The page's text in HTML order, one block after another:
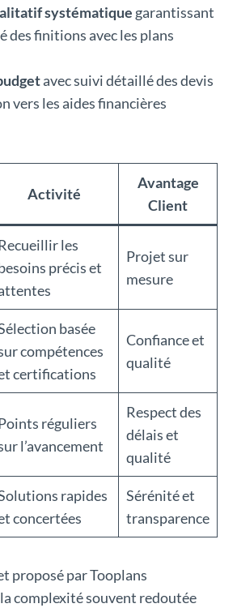
systématique garantissant
des finitions avec les plans
avec suivi détaillé des devis
vers les aides financières
Activité
Avantage
Client
les
précis et
Projet sur
mesure
basée
compétences
certifications
Confiance et
qualité
réguliers
l’avancement
Respect des
délais et
qualité
rapides
concertées
Sérénité et
transparence
proposé par Tooplans
complexité souvent redoutée